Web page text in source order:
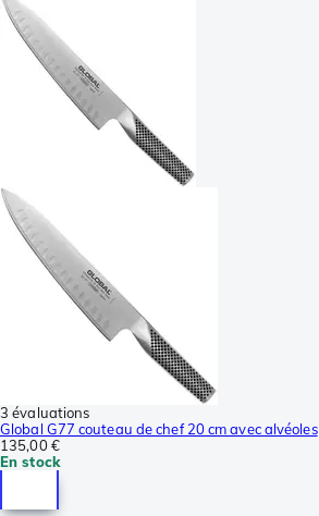
3 évaluations
Global G77 couteau de chef 20 cm avec alvéoles
135,00 €
En stock